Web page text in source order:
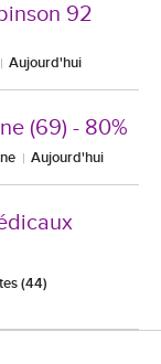
92
Aujourd'hui
(69) - 80%
Aujourd'hui
(44)